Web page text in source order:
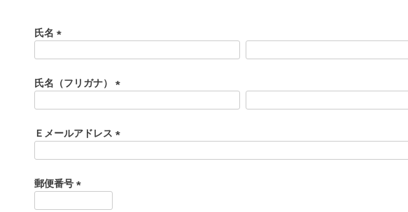
氏名
須
)
氏名（フリガナ）
須
)
Ｅメールアドレス
郵便番号